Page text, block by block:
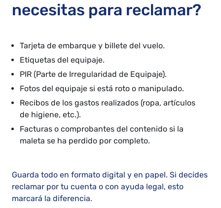
necesitas para reclamar?
Tarjeta de embarque y billete del vuelo.
Etiquetas del equipaje.
PIR (Parte de Irregularidad de Equipaje).
Fotos del equipaje si está roto o manipulado.
Recibos de los gastos realizados (ropa, artículos
de higiene, etc.).
Facturas o comprobantes del contenido si la
maleta se ha perdido por completo.
Guarda todo en formato digital y en papel. Si decides
reclamar por tu cuenta o con ayuda legal, esto
marcará la diferencia.